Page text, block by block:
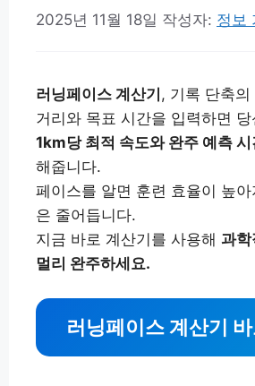
2025년 11월 18일 작성자: 정보
러닝페이스 계산기 , 기록 단축
거리와 목표 시간을 입력하면
1km당 최적 속도와 완주 예측 시
해줍니다.
페이스를 알면 훈련 효율이 높
은 줄어듭니다.
지금 바로 계산기를 사용해 과학
멀리 완주하세요.
러닝페이스 계산기 바